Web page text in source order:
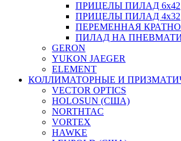
ПРИЦЕЛЫ ПИЛАД 6х42
ПРИЦЕЛЫ ПИЛАД 4х32
ПЕРЕМЕННАЯ
ПИЛАД НА
GERON
YUKON JAEGER
ELEMENT
КОЛЛИМАТОРНЫЕ И
VECTOR OPTICS
HOLOSUN (США)
NORTHTAC
VORTEX
HAWKE